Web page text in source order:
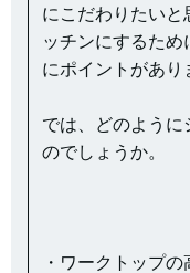
にこだわりたいと
ッチンにするた
にポイントがあり
では、どのよう
のでしょうか。
・ワークトップの